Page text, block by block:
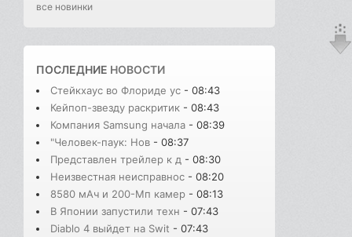
все новинки
ПОСЛЕДНИЕ НОВОСТИ
Стейкхаус во Флориде ус - 08:43
Кейпоп-звезду раскритик - 08:43
Компания Samsung начала - 08:39
"Человек-паук: Нов - 08:37
Представлен трейлер к д - 08:30
Неизвестная неисправнос - 08:20
8580 мАч и 200-Мп камер - 08:13
В Японии запустили техн - 07:43
Diablo 4 выйдет на Swit - 07:43